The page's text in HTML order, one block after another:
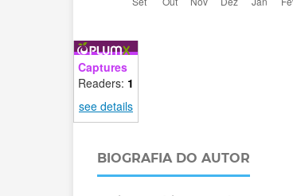
Captures
Readers: 1
see details
BIOGRAFIA DO AUTOR